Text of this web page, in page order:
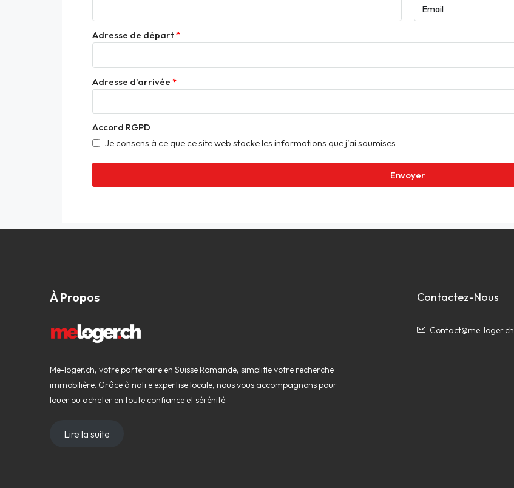
Adresse de départ
Adresse d'arrivée
Accord RGPD
Je consens à ce que ce site web stocke les informations que j’ai soumises
Envoyer
À Propos
Me-loger.ch, votre partenaire en Suisse Romande, simplifie votre recherche
immobilière. Grâce à notre expertise locale, nous vous accompagnons pour
louer ou acheter en toute confiance et sérénité.
Lire la suite
Contactez-Nous
Contact@me-loger.ch